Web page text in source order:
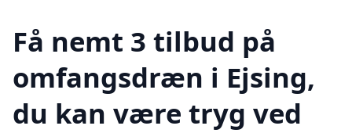
Få nemt 3 tilbud på
omfangsdræn i Ejsing,
du kan være tryg ved